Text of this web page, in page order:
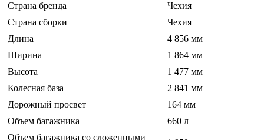
Страна бренда
Чехия
Страна сборки
Чехия
Длина
4 856 мм
Ширина
1 864 мм
Высота
1 477 мм
Колесная база
2 841 мм
Дорожный просвет
164 мм
Объем багажника
660 л
Объем багажника со сложенными